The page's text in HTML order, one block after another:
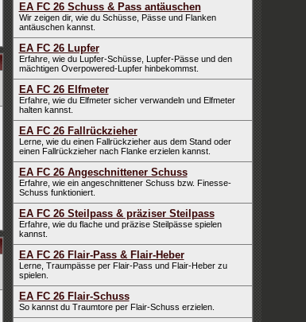
EA FC 26 Schuss & Pass antäuschen
Wir zeigen dir, wie du Schüsse, Pässe und Flanken
antäuschen kannst.
EA FC 26 Lupfer
Erfahre, wie du Lupfer-Schüsse, Lupfer-Pässe und den
mächtigen Overpowered-Lupfer hinbekommst.
EA FC 26 Elfmeter
Erfahre, wie du Elfmeter sicher verwandeln und Elfmeter
halten kannst.
EA FC 26 Fallrückzieher
Lerne, wie du einen Fallrückzieher aus dem Stand oder
einen Fallrückzieher nach Flanke erzielen kannst.
EA FC 26 Angeschnittener Schuss
Erfahre, wie ein angeschnittener Schuss bzw. Finesse-
Schuss funktioniert.
EA FC 26 Steilpass & präziser Steilpass
Erfahre, wie du flache und präzise Steilpässe spielen
kannst.
EA FC 26 Flair-Pass & Flair-Heber
Lerne, Traumpässe per Flair-Pass und Flair-Heber zu
spielen.
EA FC 26 Flair-Schuss
So kannst du Traumtore per Flair-Schuss erzielen.